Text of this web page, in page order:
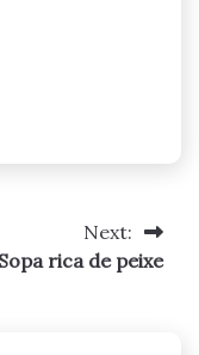
Next:
Sopa rica de peixe